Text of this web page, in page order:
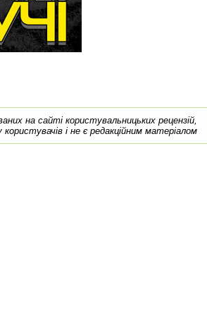
на сайті користувальницьких рецензій,
і не є редакційним матеріалом